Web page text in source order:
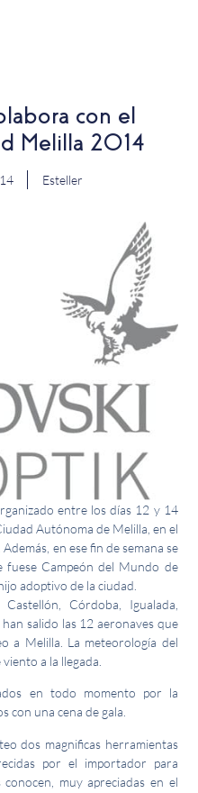
con el
Melilla 2014
Esteller
entre los días 12 y 14
Autónoma de Melilla, en el
en ese fin de semana se
fuese Campeón del Mundo de
adoptivo de la ciudad.
Córdoba, Igualada,
salido las 12 aeronaves que
a Melilla. La meteorología del
a la llegada.
en todo momento por la
con una cena de gala.
dos magnificas herramientas
por el importador para
muy apreciadas en el